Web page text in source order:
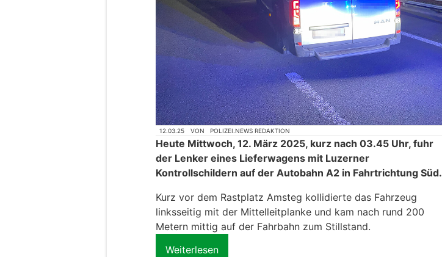
12.03.25 VON POLIZEI.NEWS REDAKTION
Heute Mittwoch, 12. März 2025, kurz nach 03.45 Uhr, fuhr
der Lenker eines Lieferwagens mit Luzerner
Kontrollschildern auf der Autobahn A2 in Fahrtrichtung Süd.
Kurz vor dem Rastplatz Amsteg kollidierte das Fahrzeug
linksseitig mit der Mittelleitplanke und kam nach rund 200
Metern mittig auf der Fahrbahn zum Stillstand.
Weiterlesen